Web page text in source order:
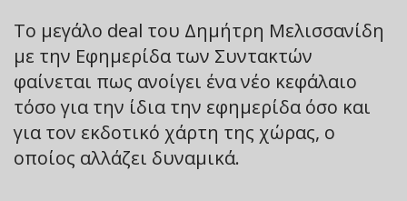
Το μεγάλο deal του Δημήτρη Μελισσανίδη
με την Εφημερίδα των Συντακτών
φαίνεται πως ανοίγει ένα νέο κεφάλαιο
τόσο για την ίδια την εφημερίδα όσο και
για τον εκδοτικό χάρτη της χώρας, ο
οποίος αλλάζει δυναμικά.